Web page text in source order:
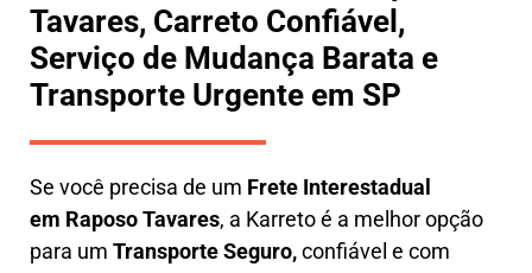
Tavares, Carreto Confiável,
Serviço de Mudança Barata e
Transporte Urgente em SP
Se você precisa de um Frete Interestadual
em Raposo Tavares, a Karreto é a melhor opção
para um Transporte Seguro,confiável e com